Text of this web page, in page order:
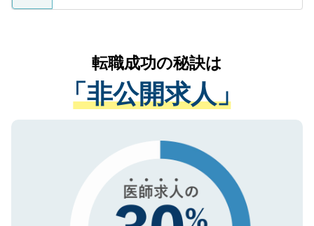
ているすべての個人データはご本人の許可
は、個人情報の取り扱いについての厳密な
管理基準を満たした事業者のみに付与され
る、プライバシーマークを取得済みです。
で、機密保持に関してもご安心ください。
かがいして、現在の医療機関の状況や紹介
経験をまじえながら、適切なアドバイスを
させていただきます。すぐにご転職をされ
ない方には、長期的なサポートが可能です
ので、まずはご登録ください。
転職成功の秘訣は
「非公開求人」